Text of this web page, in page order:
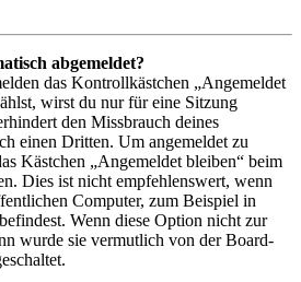
abgemeldet?
das Kontrollkästchen „Angemeldet
wirst du nur für eine Sitzung
den Missbrauch deines
einen Dritten. Um angemeldet zu
Kästchen „Angemeldet bleiben“ beim
Dies ist nicht empfehlenswert, wenn
Computer, zum Beispiel in
Wenn diese Option nicht zur
wurde sie vermutlich von der Board-